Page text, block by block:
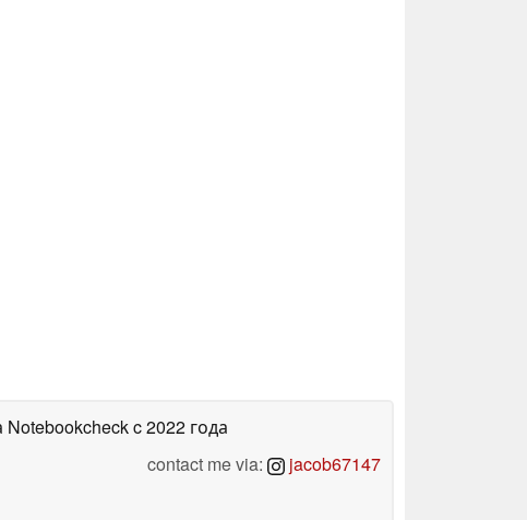
Notebookcheckc 2022 года
contact me via:
jacob67147